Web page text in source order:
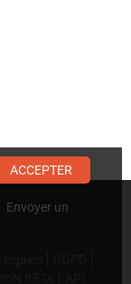
Envoyer un
ACCEPTER